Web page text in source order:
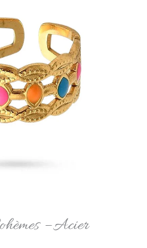
– Acier
Conseillère LFAB